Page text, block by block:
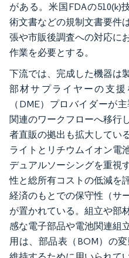
がある。米国FDAの510(k)
術文書などの規制文書要件
張や市販後調査への対応に
作業を必要とする。
下流では、完成した機器は
部材サプライヤーの支
（DME）プロバイダーが
関連のワークフローへ移行
者直販の拠出も拡大してい
ライトとリチウムイオン電
デュアルソーシングを重視
性と総所有コストの低減を
経済のもとでの保守性（サ
が置かれている。組立や部
感な電子部品や電池関連組
用は、部品表（BOM）の